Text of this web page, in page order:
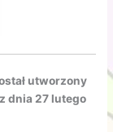
utworzony
dnia 27 lutego